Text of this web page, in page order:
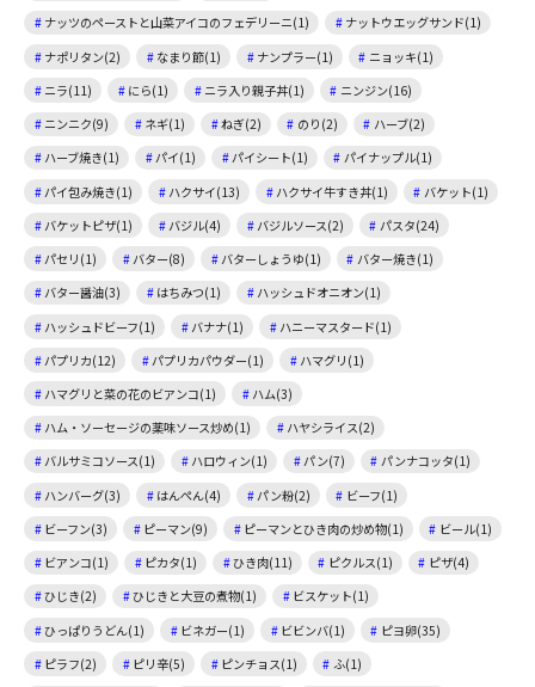
ナッツのペーストと山菜アイコのフェデリーニ(1)
ナットウエッグサンド(1)
ナポリタン(2)
なまり節(1) ナンプラー(1)
ニョッキ(1)
ニラ(11)
にら(1) ニラ入り親子丼(1)
ニンジン(16)
ニンニク(9)
ネギ(1) ねぎ(2) のり(2)
ハーブ(2)
ハーブ焼き(1)
パイ(1) パイシート(1)
パイナップル(1)
パイ包み焼き(1)
ハクサイ(13) ハクサイ牛すき丼(1)
バケット(1)
バケットピザ(1)
バジル(4) バジルソース(2)
パスタ(24)
パセリ(1)
バター(8) バターしょうゆ(1)
バター焼き(1)
バター醤油(3)
はちみつ(1)
ハッシュドオニオン(1)
ハッシュドビーフ(1)
バナナ(1)
ハニーマスタード(1)
パプリカ(12)
パプリカパウダー(1)
ハマグリ(1)
ハマグリと菜の花のビアンコ(1)
ハム(3)
ハム・ソーセージの薬味ソース炒め(1)
ハヤシライス(2)
バルサミコソース(1)
ハロウィン(1) パン(7)
パンナコッタ(1)
ハンバーグ(3)
はんぺん(4) パン粉(2)
ビーフ(1)
ビーフン(3)
ピーマン(9) ピーマンとひき肉の炒め物(1)
ビール(1)
ビアンコ(1)
ピカタ(1) ひき肉(11) ピクルス(1)
ピザ(4)
ひじき(2)
ひじきと大豆の煮物(1)
ビスケット(1)
ひっぱりうどん(1)
ビネガー(1) ビビンバ(1)
ピヨ卵(35)
ピラフ(2)
ピリ辛(5) ピンチョス(1)
ふ(1)